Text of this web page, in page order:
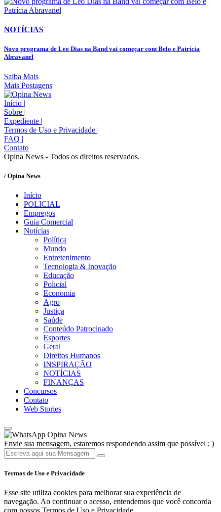
NOTÍCIAS
Novo programa de Leo Dias na Band vai começar com Belo e Patrícia
Abravanel
Saiba Mais
Mais Postagens
Início |
Sobre |
Expediente |
Termos de Uso e Privacidade |
FAQ |
Contato
Opina News - Todos os direitos reservados.
/ Opina News
Início
POLICIAL
Empregos
Guia Comercial
Notícias
Política
Mundo
Entretenimento
Tecnologia & Inovação
Educação
Policial
Economia
Agro
Justiça
Saúde
Conteúdo Patrocinado
Esportes
Geral
Direitos Humanos
INSPIRAÇÃO
NOTÍCIAS
FINANÇAS
Concursos
Contato
Web Stories
Opina News
Envie sua mensagem, estaremos respondendo assim que possível ; )
Termos de Uso e Privacidade
Esse site utiliza cookies para melhorar sua experiência de
navegação. Ao continuar o acesso, entendemos que você concorda